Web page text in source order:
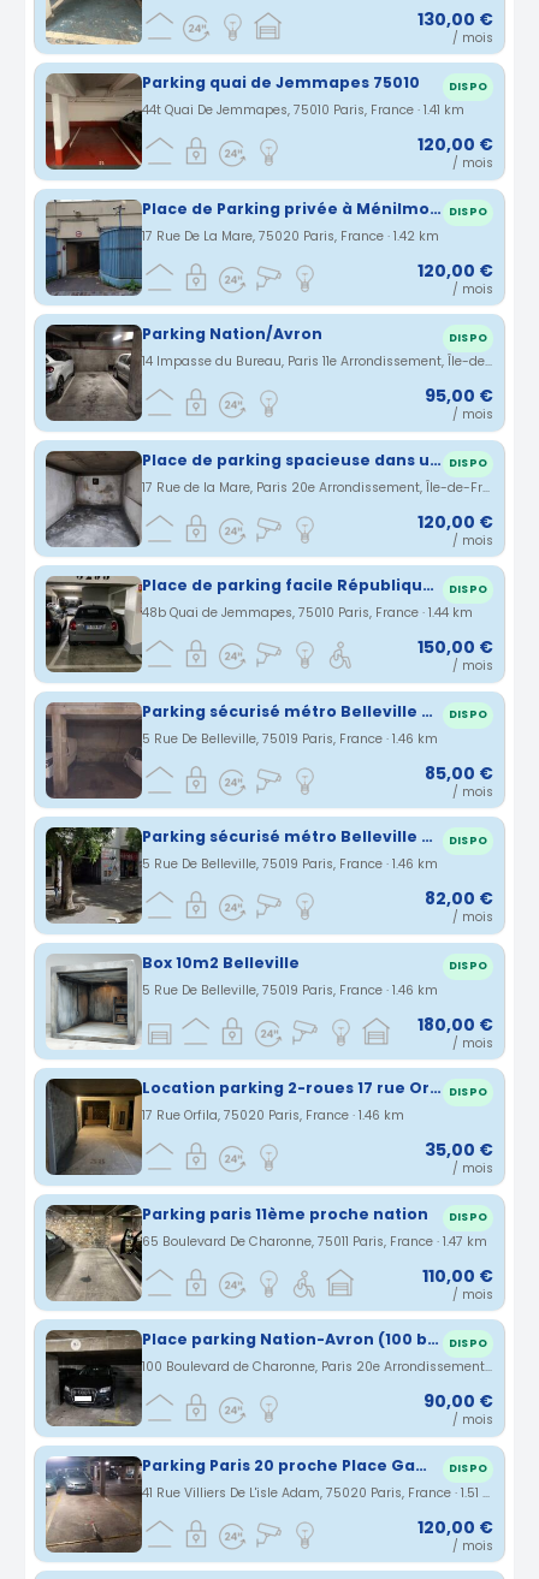
130,00 €
/ mois
Parking quai de Jemmapes 75010 DISPO
44t Quai De Jemmapes, 75010 Paris, France · 1.41 km
120,00 €
/ mois
Place de Parking privée à Ménilmontant (vers Parc de Belleville) DISPO
17 Rue De La Mare, 75020 Paris, France · 1.42 km
120,00 €
/ mois
Parking Nation/Avron DISPO
14 Impasse du Bureau, Paris 11e Arrondissement, Île-de-France, France · 1.42 km
95,00 €
/ mois
Place de parking spacieuse dans un immeuble sécurisé à Ménilmontant DISPO
17 Rue de la Mare, Paris 20e Arrondissement, Île-de-France, France · 1.42 km
120,00 €
/ mois
Place de parking facile République Canal Saint martin DISPO
48b Quai de Jemmapes, 75010 Paris, France · 1.44 km
150,00 €
/ mois
Parking sécurisé métro Belleville 75019 DISPO
5 Rue De Belleville, 75019 Paris, France · 1.46 km
85,00 €
/ mois
Parking sécurisé métro Belleville 75019 DISPO
5 Rue De Belleville, 75019 Paris, France · 1.46 km
82,00 €
/ mois
Box 10m2 Belleville DISPO
5 Rue De Belleville, 75019 Paris, France · 1.46 km
180,00 €
/ mois
Location parking 2-roues 17 rue Orfila PARIS 20e DISPO
17 Rue Orfila, 75020 Paris, France · 1.46 km
35,00 €
/ mois
Parking paris 11ème proche nation DISPO
65 Boulevard De Charonne, 75011 Paris, France · 1.47 km
110,00 €
/ mois
Place parking Nation-Avron (100 boulevard Charonne) au 1er sous-sol DISPO
100 Boulevard de Charonne, Paris 20e Arrondissement, Île-de-France, France · 1.49 km
90,00 €
/ mois
Parking Paris 20 proche Place Gambetta DISPO
41 Rue Villiers De L'isle Adam, 75020 Paris, France · 1.51 km
120,00 €
/ mois